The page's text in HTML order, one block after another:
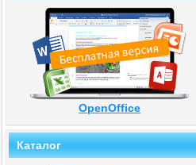
OpenOffice
Каталог